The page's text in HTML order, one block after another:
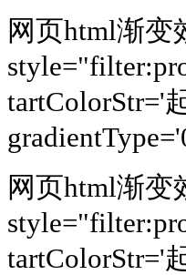
网页html渐变
tartColorStr='
网页html渐变
tartColorStr='